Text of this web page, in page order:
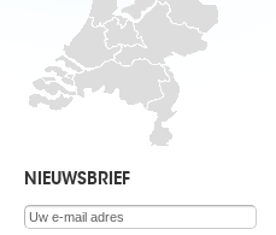
NIEUWSBRIEF